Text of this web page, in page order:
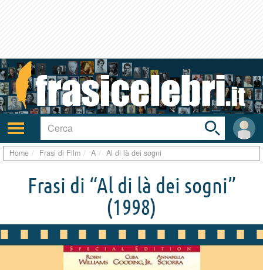
Attiva/disattiva
navigazione
User
area
Toggle
search
bar
Home Frasi di Film A Al di là dei sogni
Frasi di “Al di là dei sogni”
(1998)